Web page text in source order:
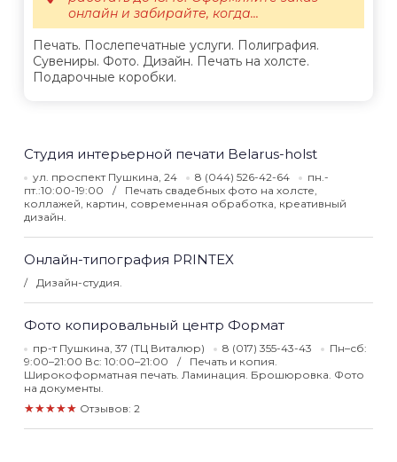
Печать. Послепечатные услуги. Полиграфия.
Сувениры. Фото. Дизайн. Печать на холсте.
Подарочные коробки.
онлайн и забирайте, когда...
Студия интерьерной печати Belarus-holst
ул. проспект Пушкина, 24 8 (044) 526-42-64
пн.-
пт.:10:00-19:00
Печать свадебных фото на холсте,
коллажей, картин, современная обработка, креативный
дизайн.
Онлайн-типография PRINTEX
Дизайн-студия.
Фото копировальный центр Формат
пр-т Пушкина, 37 (ТЦ Виталюр) 8 (017) 355-43-43
Пн–сб:
9:00–21:00 Вс: 10:00–21:00
Печать и копия.
Широкоформатная печать. Ламинация. Брошюровка. Фото
на документы.
★★★★★ Отзывов: 2